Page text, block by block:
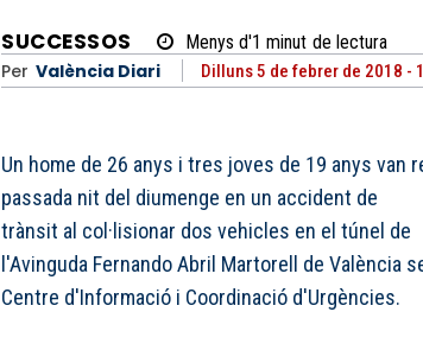
SUCCESSOS Menys d'1 minut de lectura
Per València Diari Dilluns 5 de febrer de 2018 -
Un home de 26 anys i tres joves de 19 anys van
passada nit del diumenge en un accident de
trànsit al col·lisionar dos vehicles en el túnel de
l'Avinguda Fernando Abril Martorell de València
Centre d'Informació i Coordinació d'Urgències.